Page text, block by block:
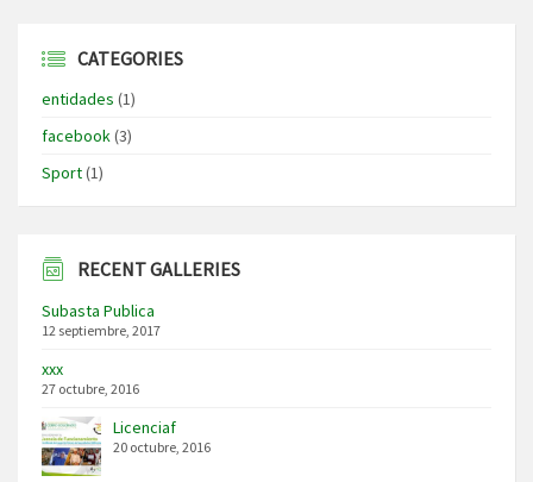
CATEGORIES
entidades (1)
facebook(3)
Sport(1)
RECENT GALLERIES
Subasta Publica
12 septiembre, 2017
xxx
27 octubre, 2016
Licenciaf
20 octubre, 2016